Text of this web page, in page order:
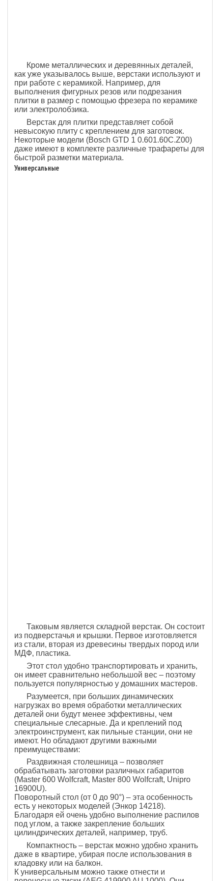
Кроме металлических и деревянных деталей,
как уже указывалось выше, верстаки используют и
при работе с керамикой. Например, для
выполнения фигурных резов или подрезания
плитки в размер с помощью фрезера по керамике
или электролобзика.
Верстак для плитки представляет собой
невысокую плиту с креплением для заготовок.
Некоторые модели (Bosch GTD 1 0.601.60C.Z00)
даже имеют в комплекте различные трафареты для
быстрой разметки материала.
Универсальные
Таковым является складной верстак. Он состоит
из подверстачья и крышки. Первое изготовляется
из стали, вторая из древесины твердых пород или
МДФ, пластика.
Этот стол удобно транспортировать и хранить,
он имеет сравнительно небольшой вес – поэтому
пользуется популярностью у домашних мастеров.
Разумеется, при больших динамических
нагрузках во время обработки металлических
деталей они будут менее эффективны, чем
специальные слесарные. Да и креплений под
электроинструмент, как пильные станции, они не
имеют. Но обладают другими важными
преимуществами:
Раздвижная столешница – позволяет
обрабатывать заготовки различных габаритов
(Master 600 Wolfcraft, Master 800 Wolfcraft, Unipro
16900U).
Поворотный стол (от 0 до 90°) – эта особенность
есть у некоторых моделей (Энкор 14218).
Благодаря ей очень удобно выполнение распилов
под углом, а также закрепление больших
цилиндрических деталей, например, труб.
Компактность – верстак можно удобно хранить
даже в квартире, убирая после использования в
кладовку или на балкон.
К универсальным можно также отнести и